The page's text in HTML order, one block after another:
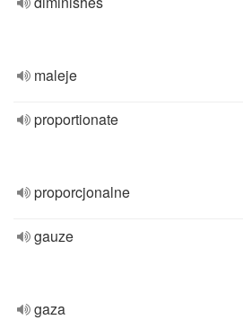
maleje
proportionate
proporcjonalne
gauze
gaza